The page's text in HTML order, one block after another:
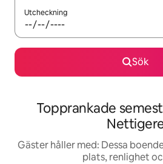
Utcheckning
Sök
Topprankade
Gäster håller med: Dessa
plats, renlighet